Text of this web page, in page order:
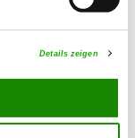
Details zeigen
Details